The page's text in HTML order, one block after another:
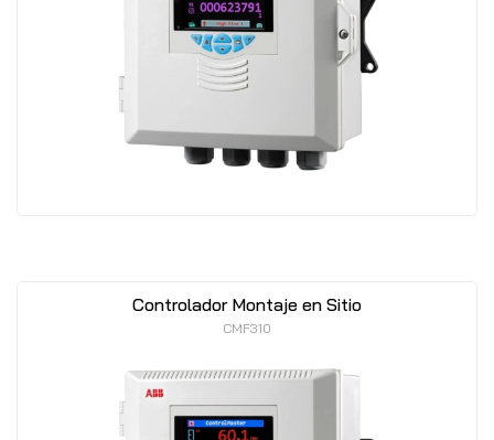
Controlador Montaje en Sitio
CMF310